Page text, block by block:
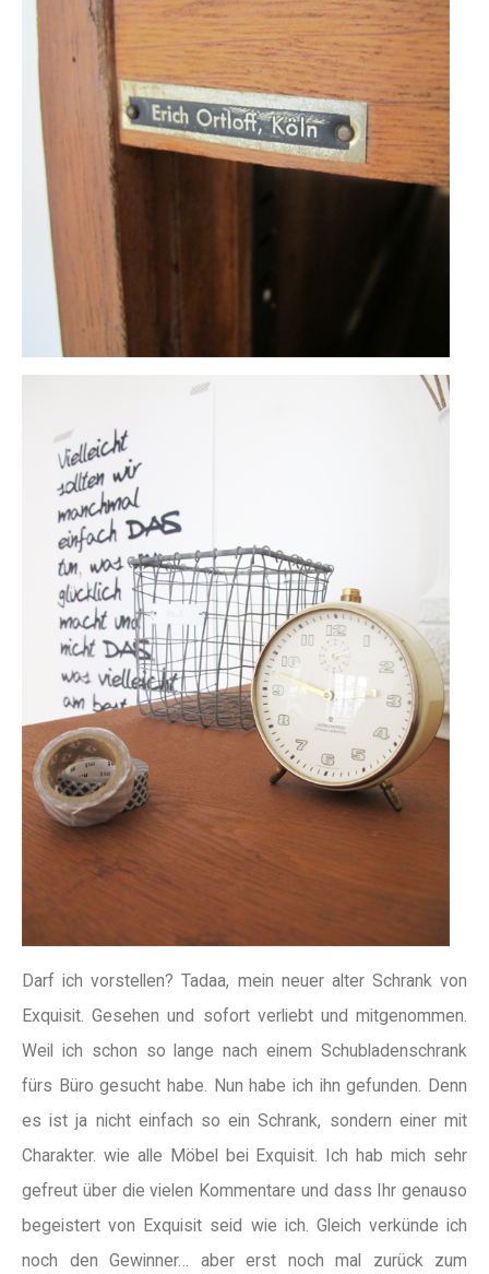
Darf ich vorstellen? Tadaa, mein neuer alter Schrank von
Exquisit. Gesehen und sofort verliebt und mitgenommen.
Weil ich schon so lange nach einem Schubladenschrank
fürs Büro gesucht habe. Nun habe ich ihn gefunden. Denn
es ist ja nicht einfach so ein Schrank, sondern einer mit
Charakter. wie alle Möbel bei Exquisit. Ich hab mich sehr
gefreut über die vielen Kommentare und dass Ihr genauso
begeistert von Exquisit seid wie ich. Gleich verkünde ich
noch den Gewinner… aber erst noch mal zurück zum